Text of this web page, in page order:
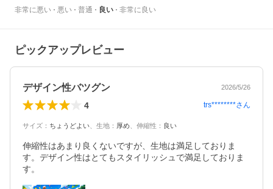
非常に悪い
悪い 普通 良い 非常に良い
ピックアップレビュー
デザイン性バツグン 2026/5/26
4 trs********さん
サイズ ： ちょうどよい 生地 ： 厚め 伸縮性 ： 良い
伸縮性はあまり良くないですが、生地は満足しておりま
す。デザイン性はとてもスタイリッシュで満足しておりま
す。